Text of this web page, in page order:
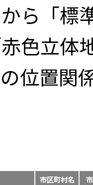
から「
色立体
位置関
市区町村名